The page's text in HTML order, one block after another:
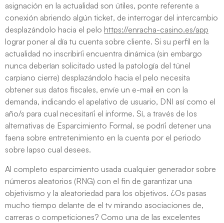
asignación en la actualidad son útiles, ponte referente a
conexión abriendo algún ticket, de interrogar del intercambio
desplazándolo hacia el pelo https://enracha-casino.es/app
lograr poner al día tu cuenta sobre cliente. Si su perfil en la
actualidad no inscribirí¡ encuentra dinámica (sin embargo
nunca deberían solicitado usted la patologí­a del túnel
carpiano cierre) desplazándolo hacia el pelo necesita
obtener sus datos fiscales, envíe un e-mail en con la
demanda, indicando el apelativo de usuario, DNI así­ como el
año/s para cual necesitarí¡ el informe. Sí, a través de los
alternativas de Esparcimiento Formal, se podrí¡ detener una
faena sobre entretenimiento en la cuenta por el periodo
sobre lapso cual desees.
Al completo esparcimiento usada cualquier generador sobre
números aleatorios (RNG) con el fin de garantizar una
objetivismo y la aleatoriedad para los objetivos. ¿Os pasas
mucho tiempo delante de el tv mirando asociaciones de,
carreras o competiciones? Como una de las excelentes